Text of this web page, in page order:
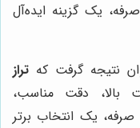
یک گزینه ایده‌آل
نتیجه گرفت که تراز
بالا، دقت مناسب،
یک انتخاب برتر